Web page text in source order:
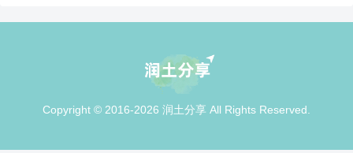
Copyright © 2016-2026 润土分享 All Rights Reserved.